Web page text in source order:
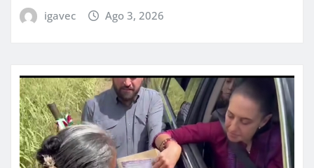
igavec Ago 3, 2026